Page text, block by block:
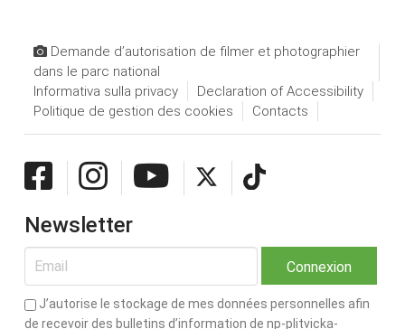
Demande d’autorisation de filmer et photographier
dans le parc national
Informativa sulla privacy
Declaration of Accessibility
Politique de gestion des cookies
Contacts
Newsletter
J’autorise le stockage de mes données personnelles afin
de recevoir des bulletins d’information de np-plitvicka-